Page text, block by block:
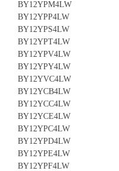
BY12YPM4LW
BY12YPP4LW
BY12YPS4LW
BY12YPT4LW
BY12YPV4LW
BY12YPY4LW
BY12YVC4LW
BY12YCB4LW
BY12YCC4LW
BY12YCE4LW
BY12YPC4LW
BY12YPD4LW
BY12YPE4LW
BY12YPF4LW